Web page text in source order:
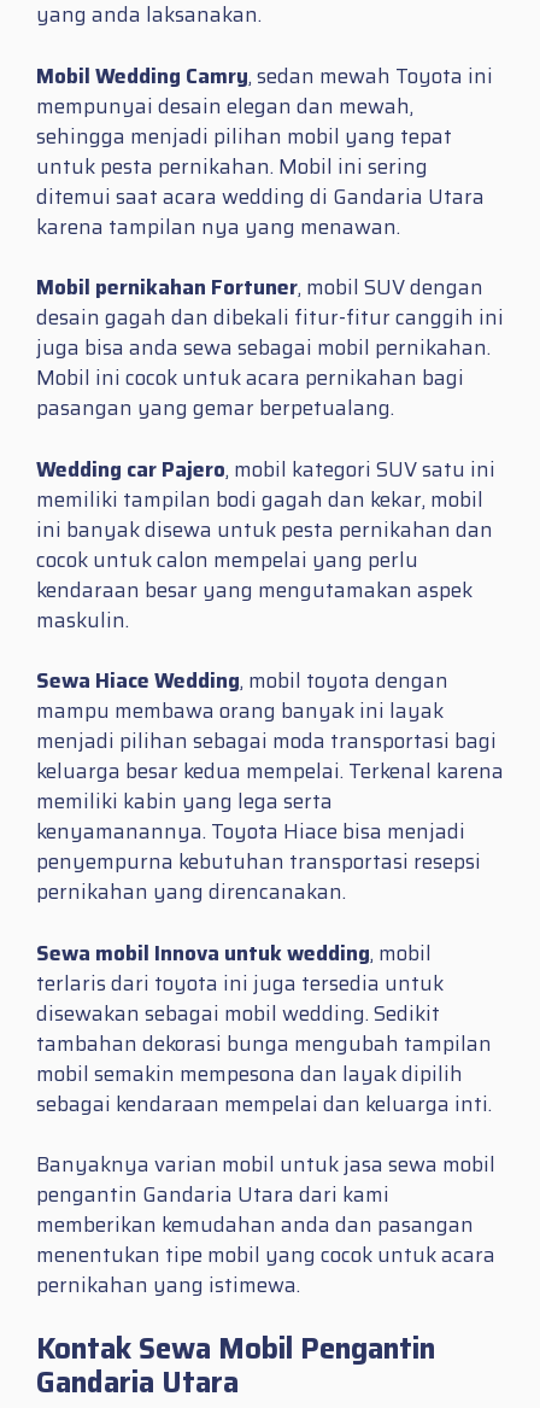
yang anda laksanakan.
Mobil Wedding Camry, sedan mewah Toyota ini
mempunyai desain elegan dan mewah,
sehingga menjadi pilihan mobil yang tepat
untuk pesta pernikahan. Mobil ini sering
ditemui saat acara wedding di Gandaria Utara
karena tampilan nya yang menawan.
Mobil pernikahan Fortuner, mobil SUV dengan
desain gagah dan dibekali fitur-fitur canggih ini
juga bisa anda sewa sebagai mobil pernikahan.
Mobil ini cocok untuk acara pernikahan bagi
pasangan yang gemar berpetualang.
Wedding car Pajero, mobil kategori SUV satu ini
memiliki tampilan bodi gagah dan kekar, mobil
ini banyak disewa untuk pesta pernikahan dan
cocok untuk calon mempelai yang perlu
kendaraan besar yang mengutamakan aspek
maskulin.
Sewa Hiace Wedding, mobil toyota dengan
mampu membawa orang banyak ini layak
menjadi pilihan sebagai moda transportasi bagi
keluarga besar kedua mempelai. Terkenal karena
memiliki kabin yang lega serta
kenyamanannya. Toyota Hiace bisa menjadi
penyempurna kebutuhan transportasi resepsi
pernikahan yang direncanakan.
Sewa mobil Innova untuk wedding, mobil
terlaris dari toyota ini juga tersedia untuk
disewakan sebagai mobil wedding. Sedikit
tambahan dekorasi bunga mengubah tampilan
mobil semakin mempesona dan layak dipilih
sebagai kendaraan mempelai dan keluarga inti.
Banyaknya varian mobil untuk jasa sewa mobil
pengantin Gandaria Utara dari kami
memberikan kemudahan anda dan pasangan
menentukan tipe mobil yang cocok untuk acara
pernikahan yang istimewa.
Kontak Sewa Mobil Pengantin
Gandaria Utara